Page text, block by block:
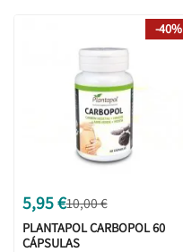
5,95 €10,00 €
PLANTAPOL CARBOPOL 60
CÁPSULAS
-40%